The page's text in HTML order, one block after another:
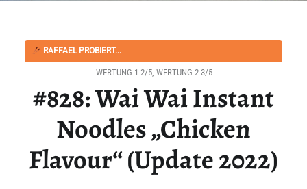
RAFFAEL PROBIERT...
#828: Wai Wai Instant
Noodles „Chicken
Flavour“ (Update 2022)
WERTUNG 1-2/5, WERTUNG 2-3/5